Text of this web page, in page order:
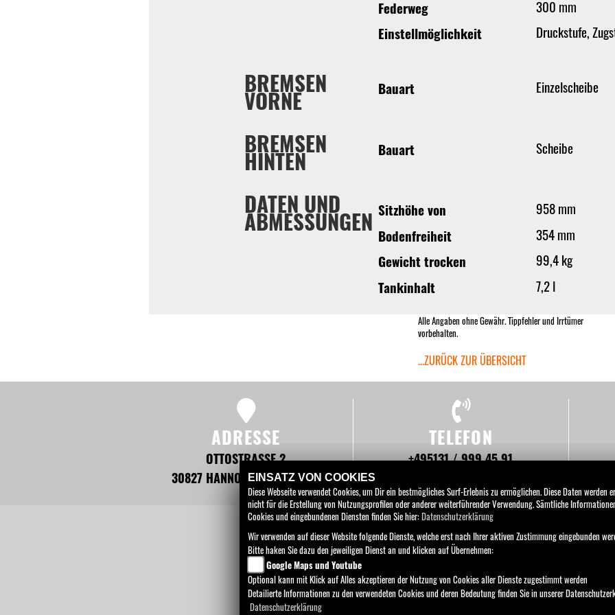
Federweg
300 mm
Einstellmöglichkeit
Druckstufe,
BREMSEN
VORNE Bauart Einzelscheibe
BREMSEN
HINTEN Bauart Scheibe
DATEN UND
ABMESSUNGEN Sitzhöhe von
958 mm
Bodenfreiheit
354 mm
Gewicht trocken
99,4 kg
Tankinhalt
7,2 l
Alle Angaben ohne Gewähr. Tippfehler und Irrtümer
vorbehalten.
...ZURÜCK ZUR ÜBERSICHT
ADRESSE
OTTOSTRASSE 2
30827 HANNOVER - GARBSEN
TELEFON
+495131 / 999 45 91
HOME MOTORRÄDER PARTS & WEAR SERVICE UNTERNEHMEN
BRC Motorrad GmbH
Ottostraße 2 , 30827 Hannover - Garbsen
EINSATZ VON COOKIES
Diese Webseite verwendet Cookies, um Dir ein bestmögliches Surf-Erlebnis zu ermöglichen. Diese Daten werden
nicht für die Erstellung von Nutzungsprofilen oder anderer weiterführender Verwendung. Sämtliche
Cookies und eingebundenen Diensten finden Sie hier:Datenschutzerklärung
Wir verwenden auf dieser Website folgende Dienste, welche erst nach Ihrer aktiven Zustimmung eingebunden
Bitte haken Sie dazu den jeweiligen Dienst an und klicken auf Übernehmen:
Google Maps und Youtube
Optional kann mit Klick auf Alles akzeptieren der Nutzung von Cookies aller Dienste zugestimmt werden
Detailierte Informationen zu den verwendeten Cookies und deren Bedeutung finden Sie in unserer
Datenschutzerklärung